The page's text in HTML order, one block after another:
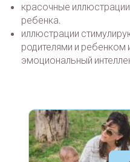
красочные
ребенка.
иллюстрации
родителями и ребенком
эмоциональный